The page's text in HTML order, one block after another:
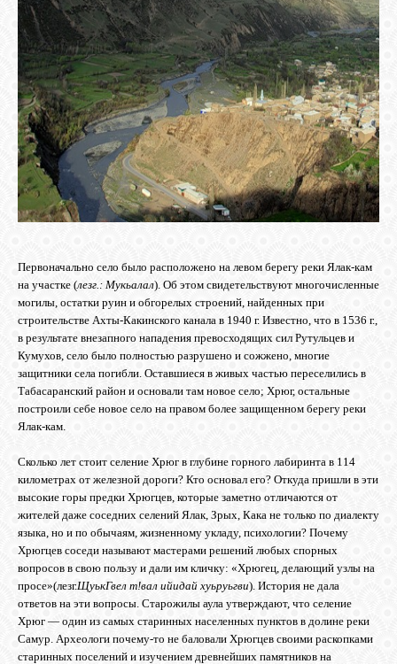
ВИДЕО
МУЗЫКА
САЙТЫ
ОБЪЯВЛЕНИЯ
ВОПРОСЫ /
ВХОД
RSS
VK
GOOGLE+
TWITTER
Первоначально село было расположено на левом берегу реки Ялак-кам
на участке (лезг.: Мукьалал). Об этом свидетельствуют многочисленные
могилы, остатки руин и обгорелых строений, найденных при
строительстве Ахты-Какинского канала в 1940 г. Известно, что в 1536 г.,
в результате внезапного нападения превосходящих сил Рутульцев и
Кумухов, село было полностью разрушено и сожжено, многие
защитники села погибли. Оставшиеся в живых частью переселились в
Табасаранский район и основали там новое село; Хрюг, остальные
построили себе новое село на правом более защищенном берегу реки
Ялак-кам.
Сколько лет стоит селение Хрюг в глубине горного лабиринта в 114
километрах от железной дороги? Кто основал его? Откуда пришли в эти
высокие горы предки Хрюгцев, которые заметно отличаются от
жителей даже соседних селений Ялак, Зрых, Кака не только по диалек­ту
языка, но и по обычаям, жизненному укладу, психоло­гии? Почему
Хрюгцев соседи называют мастерами реше­ний любых спорных
вопросов в свою пользу и дали им кличку: «Хрюгец, делающий узлы на
просе»(лезг.ЩуькГвел т!вал ийидай хуьруьгви). История не дала
ответов на эти вопросы. Старожилы аула утверждают, что селение
Хрюг — один из самых старинных населенных пунктов в долине реки
Самур. Археологи почему-то не баловали Хрюгцев своими раскопками
старинных поселений и изуче­нием древнейших памятников на